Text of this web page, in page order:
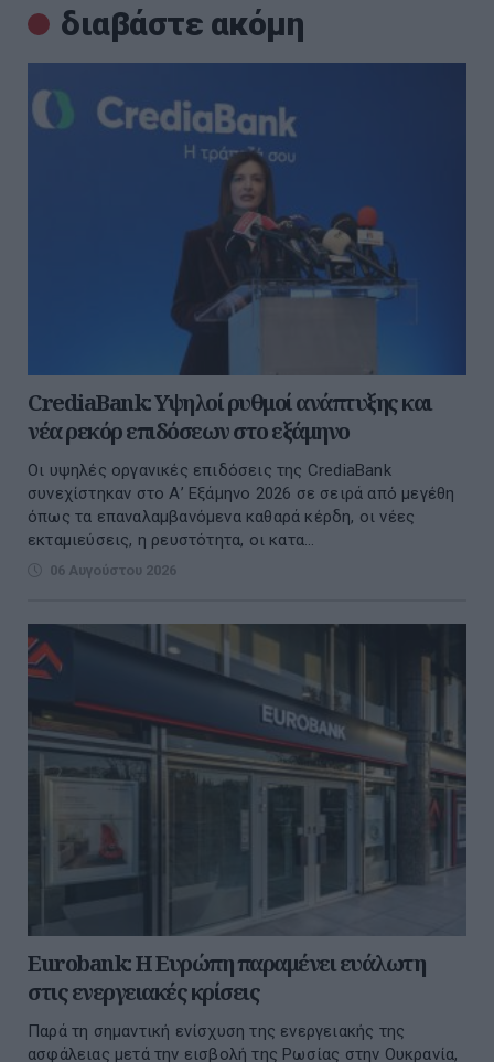
διαβάστε ακόμη
CrediaBank: Υψηλοί ρυθμοί ανάπτυξης και
νέα ρεκόρ επιδόσεων στο εξάμηνο
Οι υψηλές οργανικές επιδόσεις της CrediaBank
συνεχίστηκαν στο Α’ Εξάμηνο 2026 σε σειρά από μεγέθη
όπως τα επαναλαμβανόμενα καθαρά κέρδη, οι νέες
εκταμιεύσεις, η ρευστότητα, οι κατα...
06 Αυγούστου 2026
Eurobank: Η Ευρώπη παραμένει ευάλωτη
στις ενεργειακές κρίσεις
Παρά τη σημαντική ενίσχυση της ενεργειακής της
ασφάλειας μετά την εισβολή της Ρωσίας στην Ουκρανία,